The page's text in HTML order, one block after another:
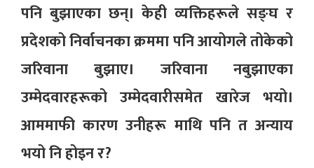
पनि बुझाएका छन्। केही व्यक्तिहरूले सङ्घ र
प्रदेशको निर्वाचनका क्रममा पनि आयोगले तोकेको
जरिवाना बुझाए। जरिवाना नबुझाएका
उम्मेदवारहरूको उम्मेदवारीसमेत खारेज भयो।
आममाफी कारण उनीहरू माथि पनि त अन्याय
भयो नि होइन र?